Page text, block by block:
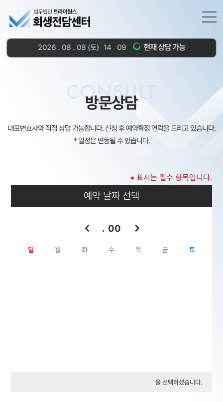
2026 . 08 . 08 (토) 14 09 현재 상담 가능
CONSULT
방문상담
대표변호사와 직접 상담 가능합니다. 신청 후 예약확정 연락을 드리고 있습니다.
* 일정은 변동될 수 있습니다.
* 표시는 필수 항목입니다.
예약 날짜 선택
. 00
일 월 화 수 목 금 토
을 선택하셨습니다.